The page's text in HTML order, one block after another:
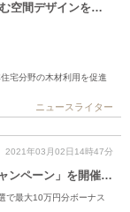
空間デザインを…
宅分野の木材利用を促進
ニュースライター
2021年03月02日14時47分
ンペーン」を開催…
で最大10万円分ボーナス